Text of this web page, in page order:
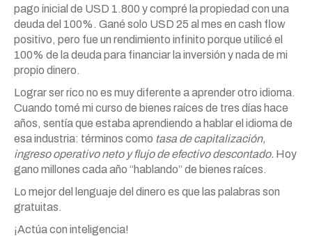
pago inicial de USD 1.800 y compré la propiedad con una
deuda del 100%. Gané solo USD 25 al mes en cash flow
positivo, pero fue un rendimiento infinito porque utilicé el
100% de la deuda para financiar la inversión y nada de mi
propio dinero.
Lograr ser rico no es muy diferente a aprender otro idioma.
Cuando tomé mi curso de bienes raíces de tres días hace
años, sentía que estaba aprendiendo a hablar el idioma de
esa industria: términos como tasa de capitalización,
ingreso operativo neto y flujo de efectivo descontado. Hoy
gano millones cada año “hablando” de bienes raíces.
Lo mejor del lenguaje del dinero es que las palabras son
gratuitas.
¡Actúa con inteligencia!